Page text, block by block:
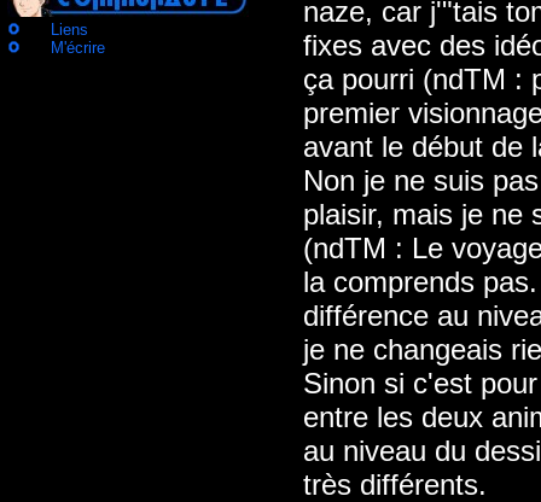
Liens
M'écrire
naze, car j'"tais
fixes avec des
ça pourri (ndTM :
premier
avant le début de
Non je ne suis
plaisir, mais je ne
(ndTM : Le
la comprends
différence au
je ne changeais
Sinon si c'est
entre les deux
au niveau du
très différents.